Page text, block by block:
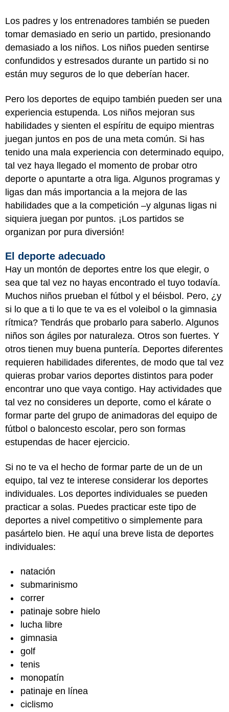
Los padres y los entrenadores también se pueden
tomar demasiado en serio un partido, presionando
demasiado a los niños. Los niños pueden sentirse
confundidos y estresados durante un partido si no
están muy seguros de lo que deberían hacer.
Pero los deportes de equipo también pueden ser una
experiencia estupenda. Los niños mejoran sus
habilidades y sienten el espíritu de equipo mientras
juegan juntos en pos de una meta común. Si has
tenido una mala experiencia con determinado equipo,
tal vez haya llegado el momento de probar otro
deporte o apuntarte a otra liga. Algunos programas y
ligas dan más importancia a la mejora de las
habilidades que a la competición –y algunas ligas ni
siquiera juegan por puntos. ¡Los partidos se
organizan por pura diversión!
El deporte adecuado
Hay un montón de deportes entre los que elegir, o
sea que tal vez no hayas encontrado el tuyo todavía.
Muchos niños prueban el fútbol y el béisbol. Pero, ¿y
si lo que a ti lo que te va es el voleibol o la gimnasia
rítmica? Tendrás que probarlo para saberlo. Algunos
niños son ágiles por naturaleza. Otros son fuertes. Y
otros tienen muy buena puntería. Deportes diferentes
requieren habilidades diferentes, de modo que tal vez
quieras probar varios deportes distintos para poder
encontrar uno que vaya contigo. Hay actividades que
tal vez no consideres un deporte, como el kárate o
formar parte del grupo de animadoras del equipo de
fútbol o baloncesto escolar, pero son formas
estupendas de hacer ejercicio.
Si no te va el hecho de formar parte de un de un
equipo, tal vez te interese considerar los deportes
individuales. Los deportes individuales se pueden
practicar a solas. Puedes practicar este tipo de
deportes a nivel competitivo o simplemente para
pasártelo bien. He aquí una breve lista de deportes
individuales:
natación
submarinismo
correr
patinaje sobre hielo
lucha libre
gimnasia
golf
tenis
monopatín
patinaje en línea
ciclismo